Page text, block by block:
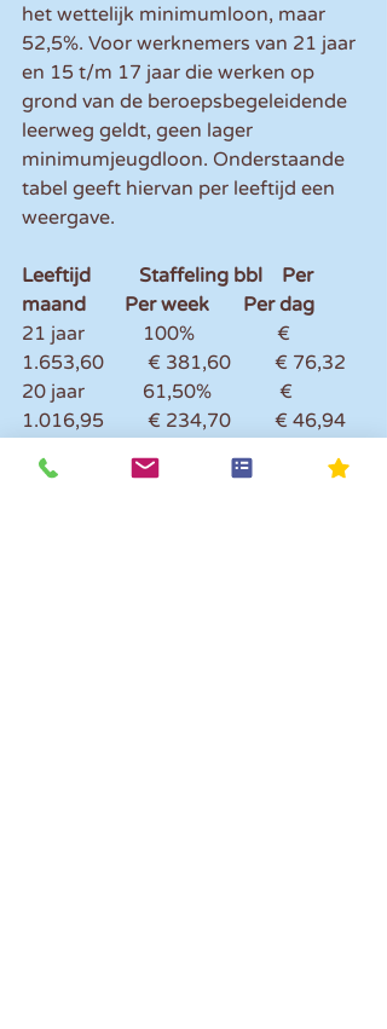
het wettelijk minimumloon, maar
52,5%. Voor werknemers van 21 jaar
en 15 t/m 17 jaar die werken op
grond van de beroepsbegeleidende
leerweg geldt, geen lager
minimumjeugdloon. Onderstaande
tabel geeft hiervan per leeftijd een
weergave.
Leeftijd          Staffeling bbl    Per
maand        Per week       Per dag
21 jaar            100%                 €
1.653,60         € 381,60         € 76,32
20 jaar            61,50%              €
1.016,95         € 234,70         € 46,94
868,15            € 200,35         € 40,07